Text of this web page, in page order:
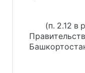
(п. 2.12 в